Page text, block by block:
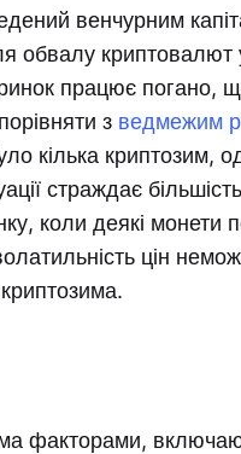
венчурним
криптовалют
працює погано,
з ведмежим
кілька криптозим,
страждає
коли деякі монети
цін
факторами,